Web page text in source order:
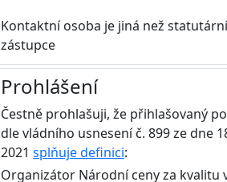
Kontaktní osoba je jiná než statutární
zástupce
Prohlášení
Čestně prohlašuji, že přihlašovaný
dle vládního usnesení č. 899 ze dne
2021 splňuje definici:
Organizátor Národní ceny za